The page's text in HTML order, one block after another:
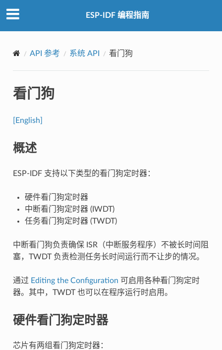
ESP-IDF 编程指南
API 参考 系统 API 看门狗
看门狗
[English]
概述
ESP-IDF 支持以下类型的看门狗定时器：
硬件看门狗定时器
中断看门狗定时器 (IWDT)
任务看门狗定时器 (TWDT)
中断看门狗负责确保 ISR（中断服务程序）不被长时间阻
塞，TWDT 负责检测任务长时间运行而不让步的情况。
通过 Editing the Configuration 可启用各种看门狗定时
器。其中，TWDT 也可以在程序运行时启用。
硬件看门狗定时器
芯片有两组看门狗定时器：